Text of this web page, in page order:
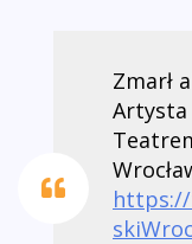
Zmarł
Artysta
skiWroc